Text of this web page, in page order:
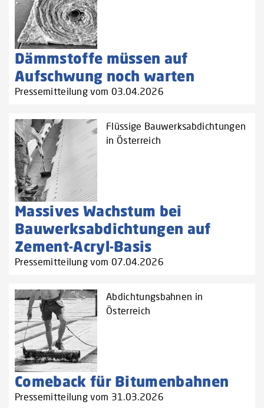
Dämmstoffe müssen auf
Aufschwung noch warten
Pressemitteilung vom 03.04.2026
Flüssige Bauwerksabdichtungen
in Österreich
Massives Wachstum bei
Bauwerksabdichtungen auf
Zement-Acryl-Basis
Pressemitteilung vom 07.04.2026
Abdichtungsbahnen in
Österreich
Comeback für Bitumenbahnen
Pressemitteilung vom 31.03.2026